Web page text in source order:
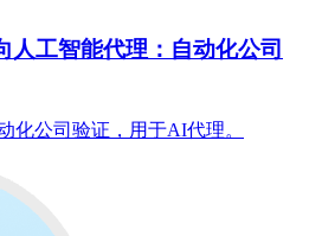
人工智能代理：自动化公司
化公司验证，用于AI代理。